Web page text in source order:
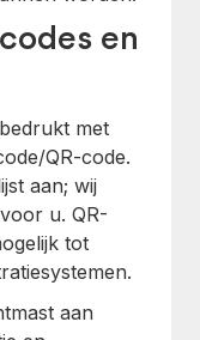
en
met
QR-code.
aan; wij
u. QR-
tot
aan